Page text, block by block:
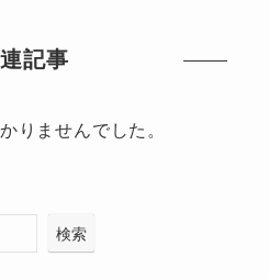
記事
りませんでした。
検索